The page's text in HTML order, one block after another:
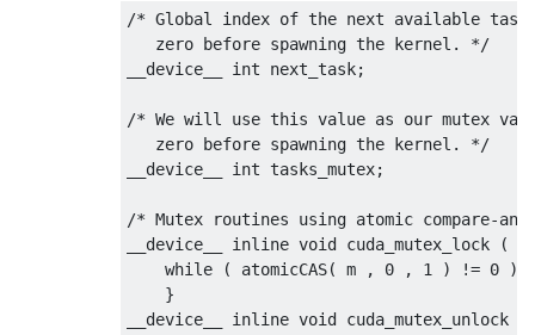
/* Global index of the next available
   zero before spawning the kernel. */
__device__ int next_task;
/* We will use this value as our mutex
   zero before spawning the kernel. */
__device__ int tasks_mutex;
/* Mutex routines using atomic compare-
__device__ inline void cuda_mutex_lock (
    while ( atomicCAS( m , 0 , 1 ) != 0 );
    }
__device__ inline void